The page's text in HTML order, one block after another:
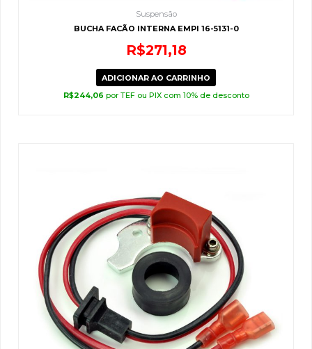
Suspensão
BUCHA FACÃO INTERNA EMPI 16-5131-0
R$271,18
ADICIONAR AO CARRINHO
R$244,06 por TEF ou PIX com 10% de desconto